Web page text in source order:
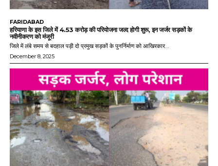
FARIDABAD
हरियाणा के इस जिले में 4.53 करोड़ की परियोजना जल्द होगी शुरू, इन जर्जर सड़कों के
नवीनीकरण को मंजूरी
जिले में लंबे समय से बदहाल पड़ी दो प्रमुख सड़कों के पुनर्निर्माण को आखिरकार...
December 8, 2025